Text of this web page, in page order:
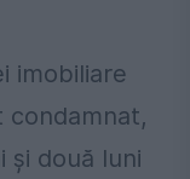
imobiliare
condamnat,
și două luni